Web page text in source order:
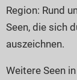
Region: Rund
Seen, die sich
auszeichnen.
Weitere Seen